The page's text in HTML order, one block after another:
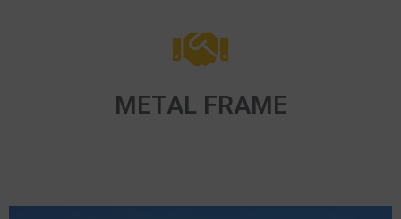
METAL FRAME